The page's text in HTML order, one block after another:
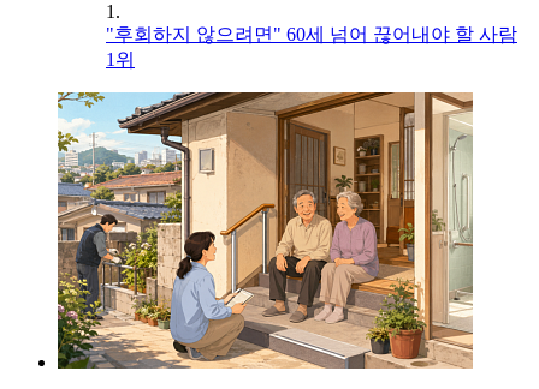
1.
"후회하지 않으려면" 60세 넘어 끊어내야 할 사람
1위